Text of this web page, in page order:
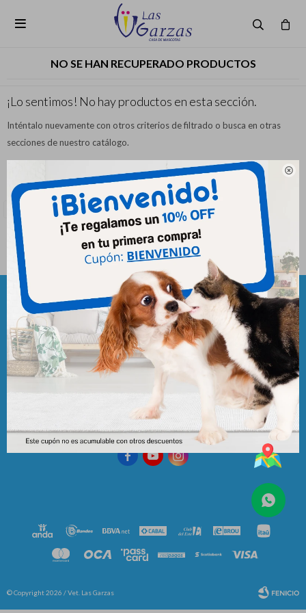


NO SE HAN RECUPERADO PRODUCTOS
¡Lo sentimos! No hay productos en esta sección.
Inténtalo nuevamente con otros criterios de filtrado o busca en otras
secciones de nuestro catálogo.
Filtrando por: Alimentación
Alimentos medicados
Línea medicada:Hipoalergénica Quitar filtros
Te recomendamos quitar: Línea medicada:Hipoalergénica
Newsletter
¡Suscribite y recibí todas nuestras novedades!
  
© Copyright 2026 / Vet. Las Garzas